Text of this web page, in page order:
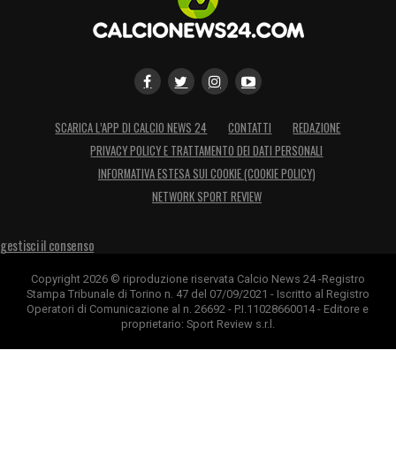
SCARICA L’APP DI CALCIO NEWS 24 CONTATTI
REDAZIONE
PRIVACY POLICY E TRATTAMENTO DEI DATI PERSONALI
INFORMATIVA ESTESA SUI COOKIE (COOKIE POLICY)
NETWORK SPORT REVIEW
gestisci il consenso
Copyright 2026 © riproduzione riservata Calcio News 24 -Registro
Stampa Tribunale di Torino n. 47 del 07/09/2021 - Iscritto al Registro
Operatori di Comunicazione al n. 26692 - P.I.11028660014 - Editore e
proprietario: Sport Review s.r.l.